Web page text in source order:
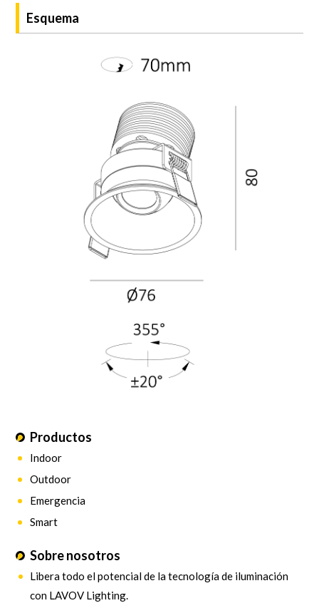
Esquema
Productos
Indoor
Outdoor
Emergencia
Smart
Sobre nosotros
Libera todo el potencial de la tecnología de iluminación
con LAVOV Lighting.